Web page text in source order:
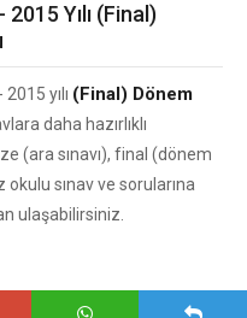
Yılı (Final)
yılı (Final) Dönem
daha hazırlıklı
(ara sınavı), final (dönem
okulu sınav ve sorularına
ulaşabilirsiniz.